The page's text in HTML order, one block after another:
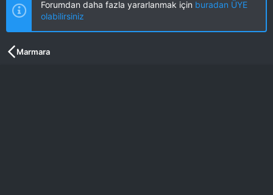
u
u
b
a
a
g
Forumdan daha fazla yararlanmak için buradan ÜYE
olabilirsiniz
Marmara